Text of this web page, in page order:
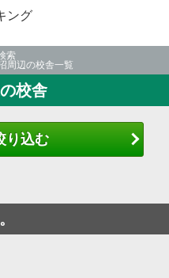
ング
索
周辺の校舎一覧
校舎
り込む